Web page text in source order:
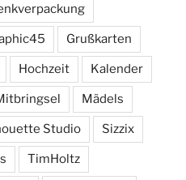
Grußkarten
Hochzeit Kalender
Mädels
Studio Sizzix
TimHoltz